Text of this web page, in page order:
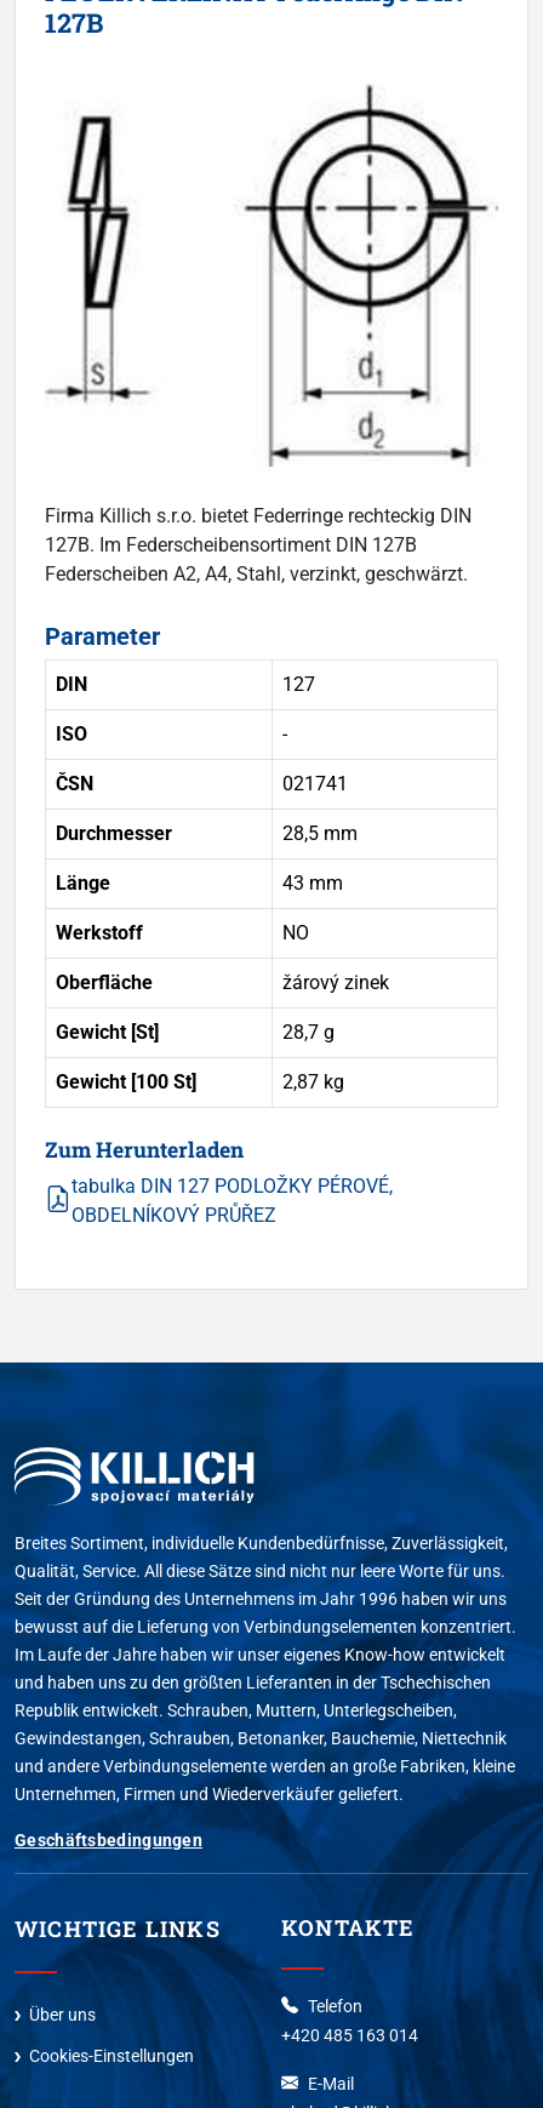
127B
Firma Killich s.r.o. bietet Federringe rechteckig DIN
127B. Im Federscheibensortiment DIN 127B
Federscheiben A2, A4, Stahl, verzinkt, geschwärzt.
Parameter
DIN 127
ISO -
ČSN 021741
Durchmesser 28,5 mm
Länge 43 mm
Werkstoff NO
Oberfläche žárový zinek
Gewicht [St] 28,7 g
Gewicht [100 St] 2,87 kg
Zum Herunterladen
tabulka DIN 127 PODLOŽKY PÉROVÉ,
OBDELNÍKOVÝ PRŮŘEZ
Breites Sortiment, individuelle Kundenbedürfnisse, Zuverlässigkeit,
Qualität, Service. All diese Sätze sind nicht nur leere Worte für uns.
Seit der Gründung des Unternehmens im Jahr 1996 haben wir uns
bewusst auf die Lieferung von Verbindungselementen konzentriert.
Im Laufe der Jahre haben wir unser eigenes Know-how entwickelt
und haben uns zu den größten Lieferanten in der Tschechischen
Republik entwickelt. Schrauben, Muttern, Unterlegscheiben,
Gewindestangen, Schrauben, Betonanker, Bauchemie, Niettechnik
und andere Verbindungselemente werden an große Fabriken, kleine
Unternehmen, Firmen und Wiederverkäufer geliefert.
Geschäftsbedingungen
WICHTIGE LINKS
Über uns
Cookies-Einstellungen
KONTAKTE
Telefon
+420 485 163 014
E-Mail